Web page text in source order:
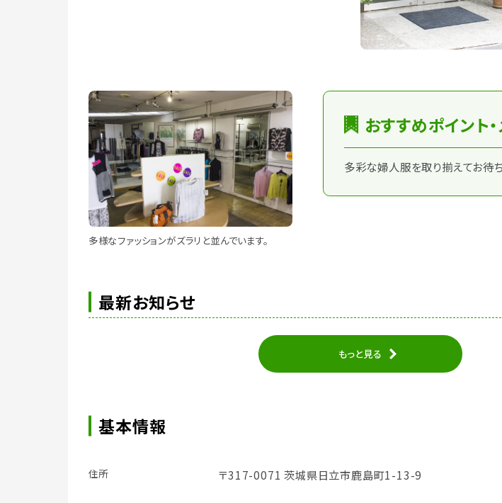
多様なファッションがズラリと並んでいます。
おすすめポイント
多彩な婦人服を取り揃えてお待ち
最新お知らせ
もっと見る
基本情報
住所 〒317-0071 茨城県日立市鹿島町1-13-9